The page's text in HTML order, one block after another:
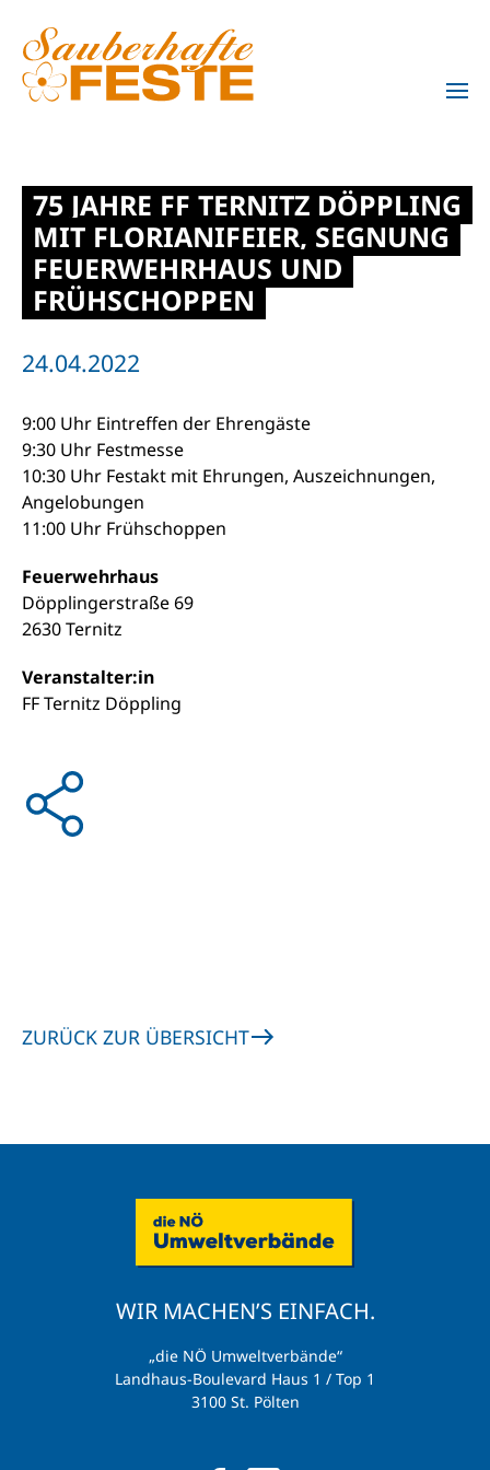
Zum Hauptinhalt springen
75 JAHRE FF TERNITZ DÖPPLING
MIT FLORIANIFEIER, SEGNUNG
FEUERWEHRHAUS UND
FRÜHSCHOPPEN
24.04.2022
9:00 Uhr Eintreffen der Ehrengäste
9:30 Uhr Festmesse
10:30 Uhr Festakt mit Ehrungen, Auszeichnungen,
Angelobungen
11:00 Uhr Frühschoppen
Feuerwehrhaus
Döpplingerstraße 69
2630 Ternitz
Veranstalter:in
FF Ternitz Döppling
ZURÜCK ZUR ÜBERSICHT
WIR MACHEN’S EINFACH.
„die NÖ Umweltverbände“
Landhaus-Boulevard Haus 1 / Top 1
3100 St. Pölten